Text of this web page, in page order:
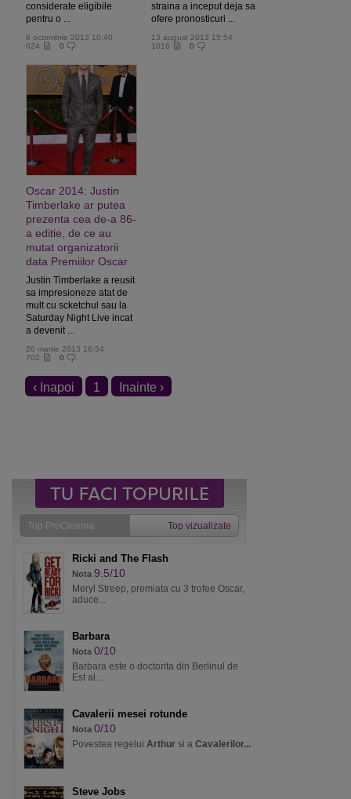
considerate eligibile
pentru o ...
8 octombrie 2013 10:40
624
0
straina a inceput deja sa
ofere pronosticuri ...
13 august 2013 15:54
1016
0
Oscar 2014: Justin
Timberlake ar putea
prezenta cea de-a 86-
a editie, de ce au
mutat organizatorii
data Premiilor Oscar
Justin Timberlake a reusit
sa impresioneze atat de
mult cu scketchul sau la
Saturday Night Live incat
a devenit ...
26 martie 2013 16:54
702
0
‹ Inapoi 1 Inainte ›
Top ProCinema Top vizualizate
Ricki and The Flash
Nota 9.5/10
Meryl Streep, premiata cu 3 trofee Oscar,
aduce...
Barbara
Nota 0/10
Barbara este o doctorita din Berlinul de
Est al...
Cavalerii mesei rotunde
Nota 0/10
Povestea regelui Arthur si a Cavalerilor...
Steve Jobs